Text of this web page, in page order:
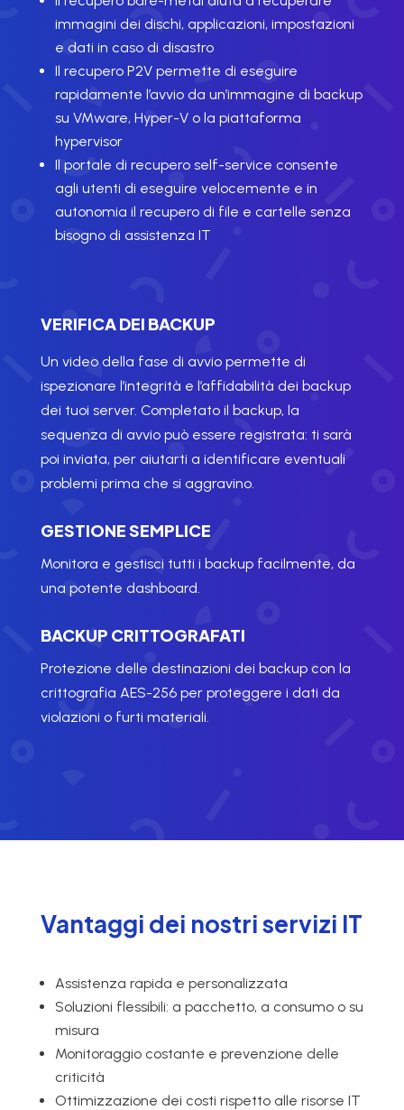
immagini dei dischi, applicazioni, impostazioni
e dati in caso di disastro
Il recupero P2V permette di eseguire
rapidamente l’avvio da un’immagine di backup
su VMware, Hyper-V o la piattaforma
hypervisor
Il portale di recupero self-service consente
agli utenti di eseguire velocemente e in
autonomia il recupero di file e cartelle senza
bisogno di assistenza IT
VERIFICA DEI BACKUP
Un video della fase di avvio permette di
ispezionare l’integrità e l’affidabilità dei backup
dei tuoi server. Completato il backup, la
sequenza di avvio può essere registrata: ti sarà
poi inviata, per aiutarti a identificare eventuali
problemi prima che si aggravino.
GESTIONE SEMPLICE
Monitora e gestisci tutti i backup facilmente, da
una potente dashboard.
BACKUP CRITTOGRAFATI
Protezione delle destinazioni dei backup con la
crittografia AES-256 per proteggere i dati da
violazioni o furti materiali.
Vantaggi dei nostri servizi IT
Assistenza rapida e personalizzata
Soluzioni flessibili: a pacchetto, a consumo o su
misura
Monitoraggio costante e prevenzione delle
criticità
Ottimizzazione dei costi rispetto alle risorse IT